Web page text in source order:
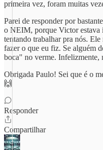
primeira vez, foram muitas
Parei de responder por
o NEIM, porque Victor estava
tentando trabalhar pra nós.
fazer o que eu fiz. Se alguém
boca" no verme. Infelizmente,
Obrigada Paulo! Sei que é o
🙌
Responder
Compartilhar